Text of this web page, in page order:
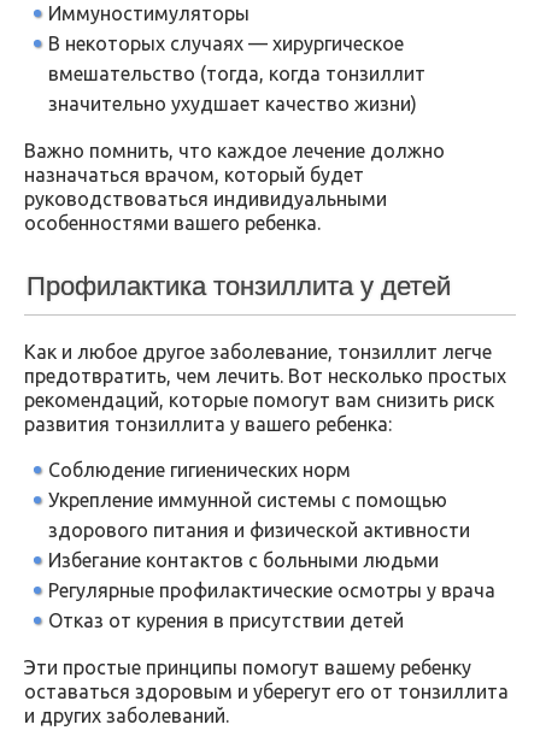
Иммуностимуляторы
В некоторых случаях — хирургическое
вмешательство (тогда, когда тонзиллит
значительно ухудшает качество жизни)
Важно помнить, что каждое лечение должно
назначаться врачом, который будет
руководствоваться индивидуальными
особенностями вашего ребенка.
Профилактика тонзиллита у детей
Как и любое другое заболевание, тонзиллит легче
предотвратить, чем лечить. Вот несколько простых
рекомендаций, которые помогут вам снизить риск
развития тонзиллита у вашего ребенка:
Соблюдение гигиенических норм
Укрепление иммунной системы с помощью
здорового питания и физической активности
Избегание контактов с больными людьми
Регулярные профилактические осмотры у врача
Отказ от курения в присутствии детей
Эти простые принципы помогут вашему ребенку
оставаться здоровым и уберегут его от тонзиллита
и других заболеваний.